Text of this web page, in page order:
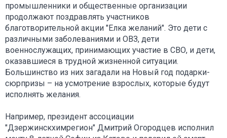
промышленники и общественные организации
продолжают поздравлять участников
благотворительной акции "Елка желаний". Это дети с
различными заболеваниями и ОВЗ, дети
военнослужащих, принимающих участие в СВО, и дети,
оказавшиеся в трудной жизненной ситуации.
Большинство из них загадали на Новый год подарки-
сюрпризы – на усмотрение взрослых, которые будут
исполнять желания.
Например, президент ассоциации
"Дзержинскхимрегион" Дмитрий Огородцев исполнил